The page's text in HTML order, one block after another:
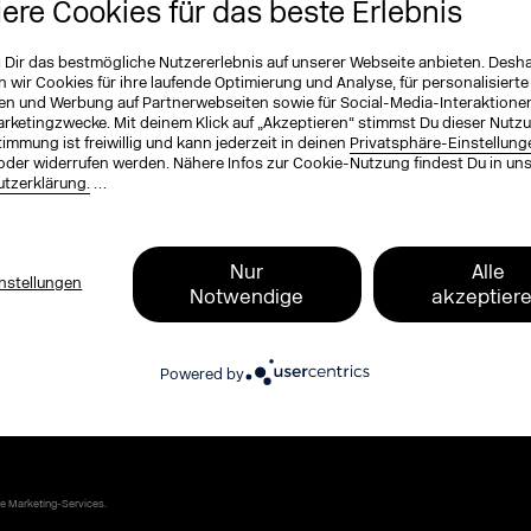
Cookies für das beste Erlebnis
Dir das bestmögliche Nutzererlebnis auf unserer Webseite anbieten.
wir Cookies für ihre laufende Optimierung und Analyse, für personalisierte
und Werbung auf Partnerwebseiten sowie für Social-Media-
Mit deinem Klick auf „Akzeptieren“ stimmst Du dieser
ist freiwillig und kann jederzeit in deinen Privatsphäre-
widerrufen werden. Nähere Infos zur Cookie-Nutzung findest Du in
…
Nur
Notwendige
Alle
Powered by
*
Programm, zu Tickets und exklusive
dem DMEXCO Podcast. Kompakt,
Plattform-News und Branchen-
Marketing-Services.